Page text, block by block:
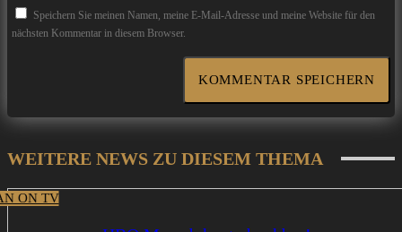
Speichern Sie meinen Namen, meine E-Mail-Adresse und meine Website für den
nächsten Kommentar in diesem Browser.
WEITERE NEWS ZU DIESEM THEMA
ON TV